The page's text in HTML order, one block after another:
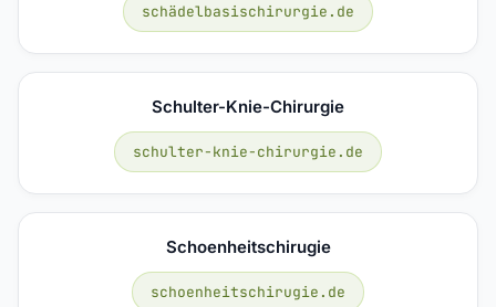
schädelbasischirurgie.de
Schulter-Knie-Chirurgie
schulter-knie-chirurgie.de
Schoenheitschirugie
schoenheitschirugie.de